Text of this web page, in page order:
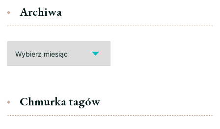
Archiwa
Chmurka tagów